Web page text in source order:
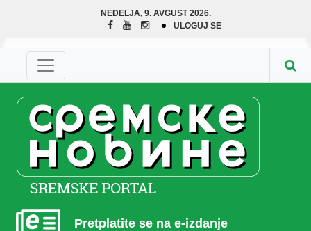
NEDELJA, 9. AVGUST 2026.
ULOGUJ SE
Pretplatite se na e-izdanje